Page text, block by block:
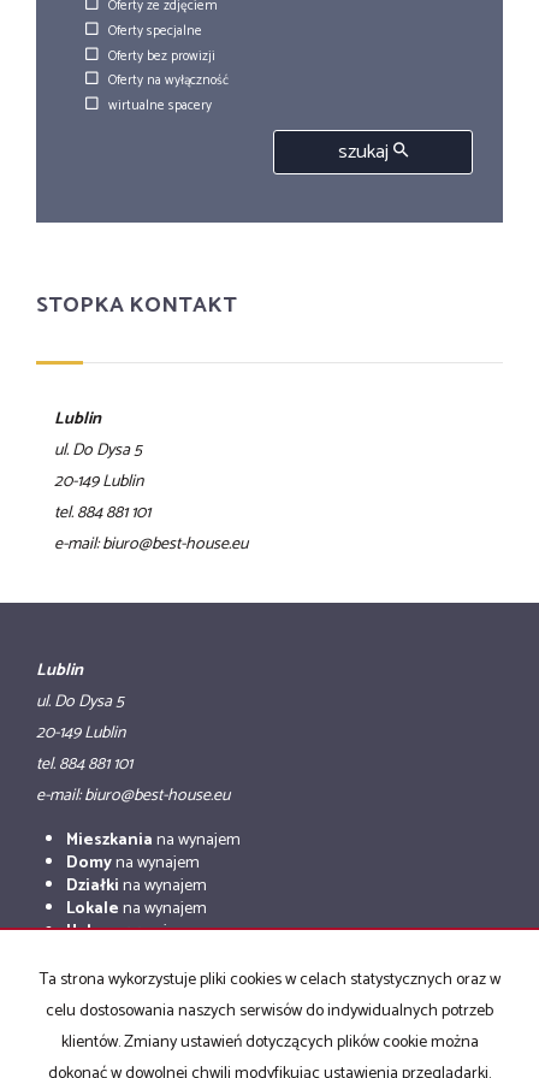
Oferty ze zdjęciem
Oferty specjalne
Oferty bez prowizji
Oferty na wyłączność
wirtualne spacery
szukaj
STOPKA KONTAKT
Lublin
ul. Do Dysa 5
20-149 Lublin
tel. 884 881 101
e-mail: biuro@best-house.eu
Lublin
ul. Do Dysa 5
20-149 Lublin
tel. 884 881 101
e-mail: biuro@best-house.eu
Mieszkaniana wynajem
Domyna wynajem
Działkina wynajem
Lokalena wynajem
Halena wynajem
Mieszkania
na sprzedaż
Domyna sprzedaż
Działkina sprzedaż
Lokalena sprzedaż
Ta strona wykorzystuje pliki cookies w celach statystycznych oraz w
celu dostosowania naszych serwisów do indywidualnych potrzeb
klientów. Zmiany ustawień dotyczących plików cookie można